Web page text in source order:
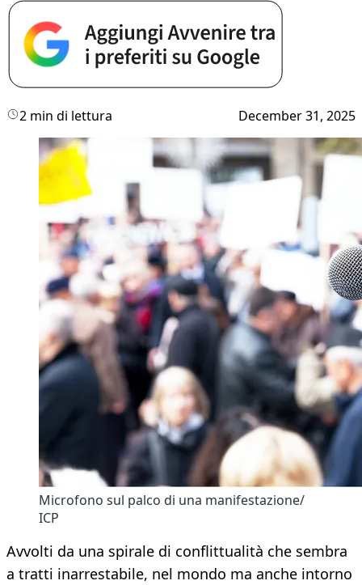
2 min di lettura December 31, 2025
Microfono sul palco di una manifestazione/
ICP
Avvolti da una spirale di conflittualità che sembra
a tratti inarrestabile, nel mondo ma anche intorno